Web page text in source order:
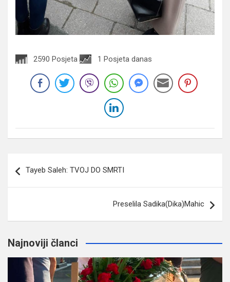
2590 Posjeta 1 Posjeta danas
članaka
Tayeb Saleh: TVOJ DO SMRTI
Preselila Sadika(Dika)Mahic
Najnoviji članci